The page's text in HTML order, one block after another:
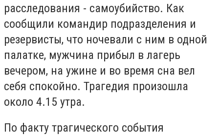
расследования - самоубийство. Как
сообщили командир подразделения и
резервисты, что ночевали с ним в одной
палатке, мужчина прибыл в лагерь
вечером, на ужине и во время сна вел
себя спокойно. Трагедия произошла
около 4.15 утра.
По факту трагического события